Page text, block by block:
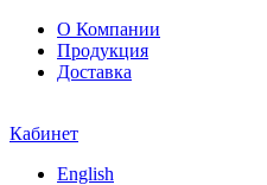
О Компании
Продукция
Доставка
Кабинет
English